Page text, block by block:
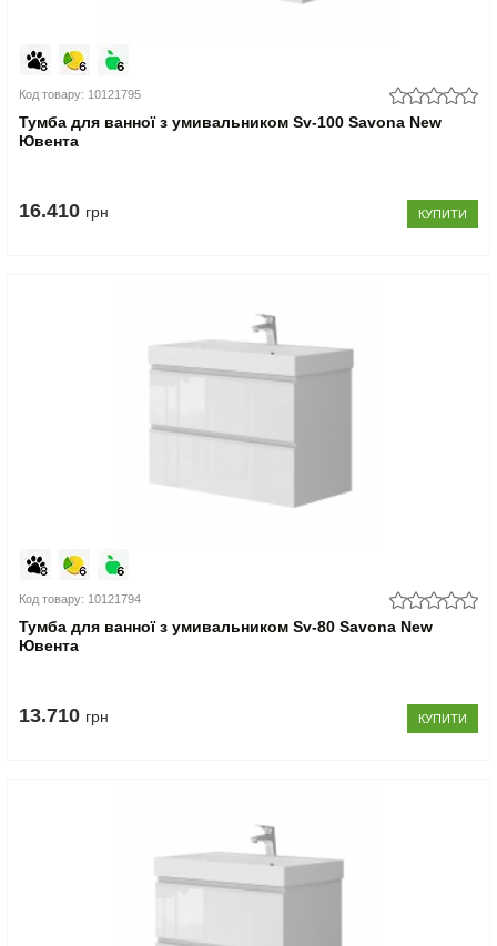
Код товару: 10121795
Тумба для ванної з умивальником Sv-100 Savona New
Ювента
16.410 грн КУПИТИ
Код товару: 10121794
Тумба для ванної з умивальником Sv-80 Savona New
Ювента
13.710 грн КУПИТИ